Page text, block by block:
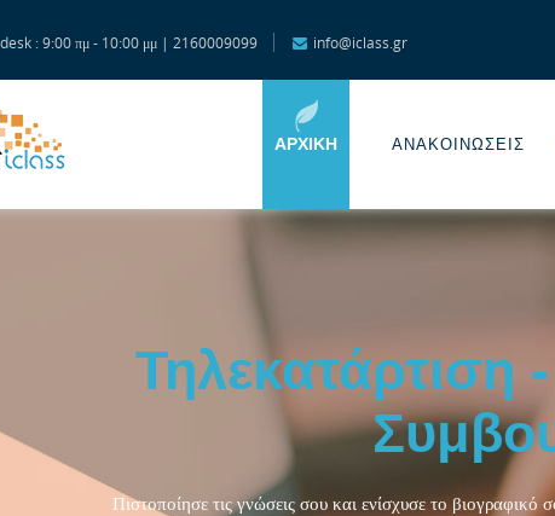
: 9:00 πμ - 10:00 μμ | 2160009099 info@iclass.gr
ΑΡΧΙΚΉ ΑΝΑΚΟΙΝΩΣΕΙΣ
Τηλεκατάρτιση
Πιστοποίησε τις γνώσεις σου και ενίσχυσε το